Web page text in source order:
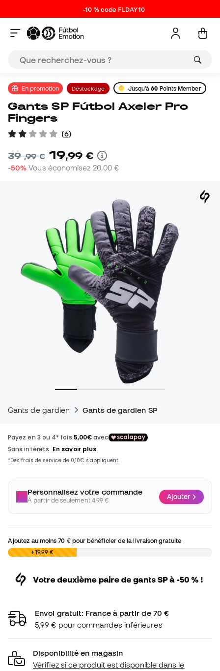
-10 % code FLDAY10
En promotion Déstockage Jusqu'à60 Points Member
Gants SP Fútbol Axeler Pro
Fingers
(6)
39,99 € 19,99 €
-50% Vous économisez 20,00 €
Gants de gardien Gants de gardien SP
Personnalisez votre commande
À partir de seulement 4,99 € Ajouter
Ajoutez au moins70 €pour bénéficier de la livraison gratuite
0,00 € +19,99 €
Envoi gratuit: France à partir de 70 €
5,99 € pour commandes inférieures
Disponibilité en magasin
Vérifiez si ce produit est disponible dans le